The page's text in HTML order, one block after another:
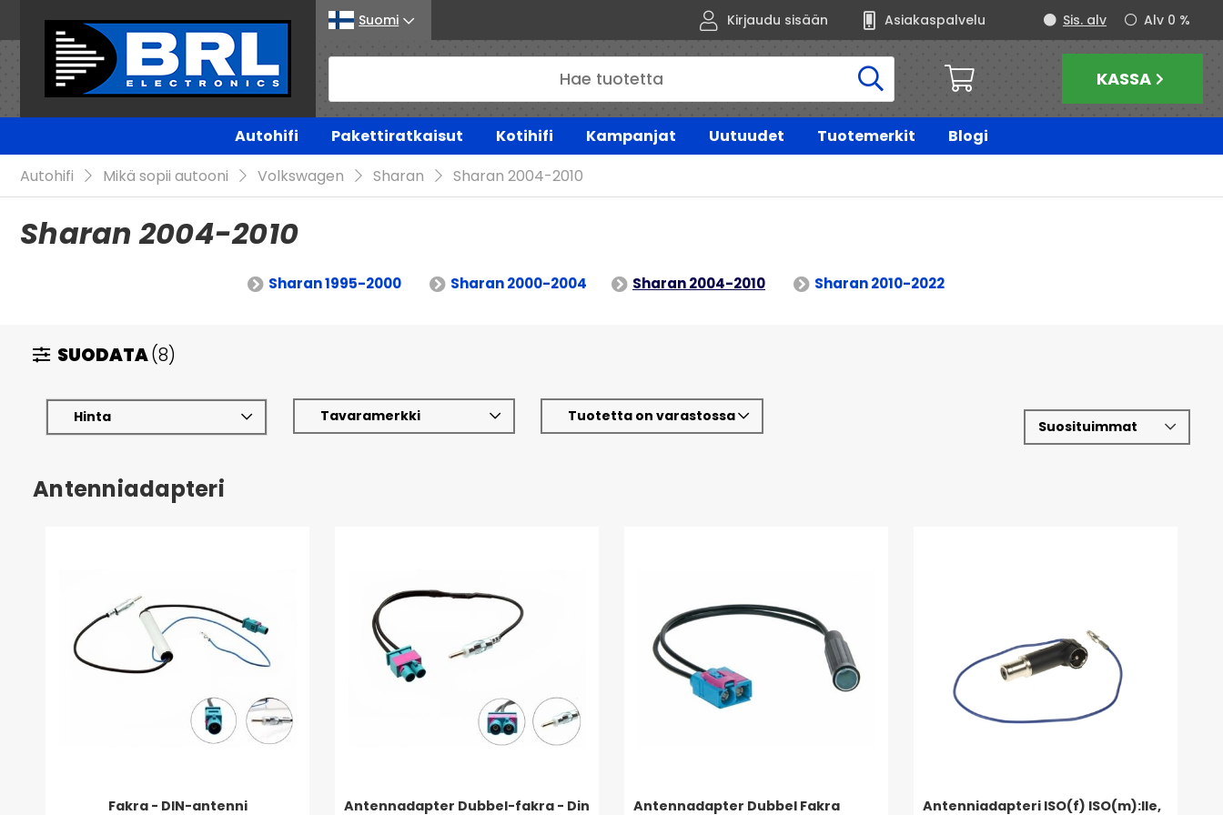
Suomi Kirjaudu sisään Asiakaspalvelu Alv 0 %
Sis. alv
KASSA
Autohifi Pakettiratkaisut Kotihifi Kampanjat Uutuudet Tuotemerkit
Blogi
Autohifi
Mikä sopii autooni Volkswagen Sharan Sharan 2004-2010
Sharan 2004-2010
Sharan 1995-2000 Sharan 2000-2004 Sharan 2004-2010 Sharan 2010-2022
SUODATA(8)
Hinta Tavaramerkki Tuotetta on varastossa
Antenniadapteri
Fakra - DIN-antenni Antennadapter Dubbel-fakra - Din Antennadapter Dubbel Fakra Antenniadapteri ISO(f) ISO(m):lle,